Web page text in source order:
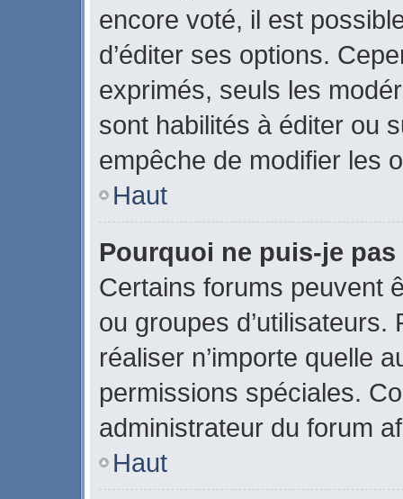
encore voté, il est
d’éditer ses options.
exprimés, seuls les
sont habilités à éditer ou
empêche de modifier les
Haut
Pourquoi ne puis-je
Certains forums peuvent
ou groupes
réaliser n’importe quelle
permissions spéciales.
administrateur du forum
Haut